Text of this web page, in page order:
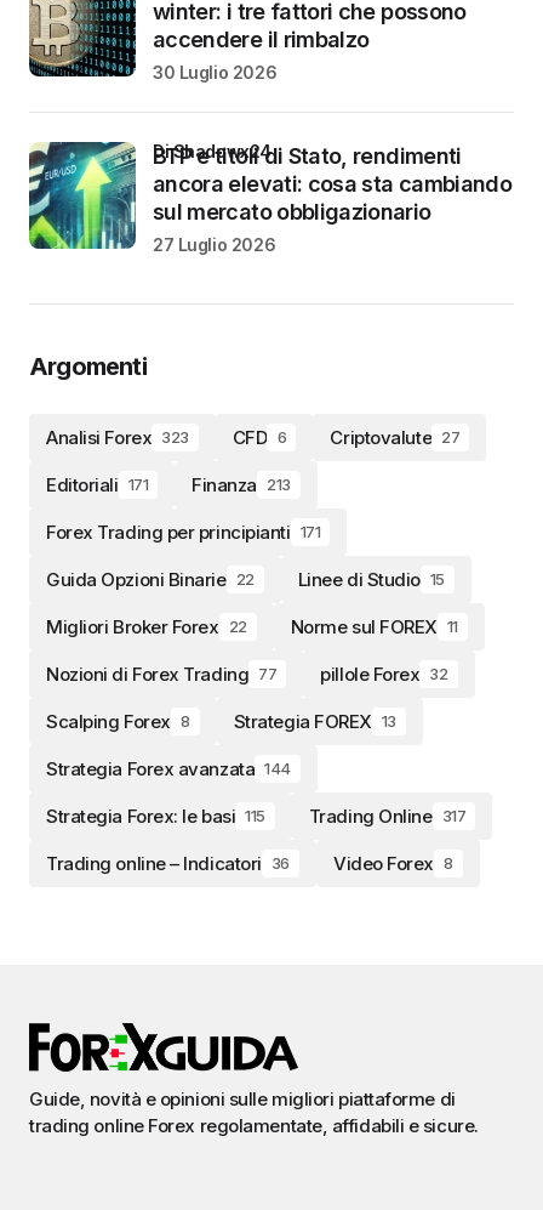
winter: i tre fattori che possono
accendere il rimbalzo
30 Luglio 2026
BTP e titoli di Stato, rendimenti
ancora elevati: cosa sta cambiando
sul mercato obbligazionario
di Shadowx24
27 Luglio 2026
Argomenti
Analisi Forex 323 CFD 6 Criptovalute 27
Editoriali 171 Finanza 213
Forex Trading per principianti 171
Guida Opzioni Binarie 22 Linee di Studio 15
Migliori Broker Forex 22 Norme sul FOREX 11
Nozioni di Forex Trading 77 pillole Forex 32
Scalping Forex 8 Strategia FOREX 13
Strategia Forex avanzata 144
Strategia Forex: le basi 115 Trading Online 317
Trading online – Indicatori 36 Video Forex 8
Guide, novità e opinioni sulle migliori piattaforme di
trading online Forex regolamentate, affidabili e sicure.